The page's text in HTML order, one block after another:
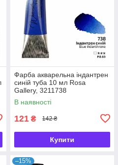
Фарба акварельна індантрен
синій туба 10 мл Rosa
Gallery, 3211738
В наявності
121 ₴ 142 ₴
Купити
–15%